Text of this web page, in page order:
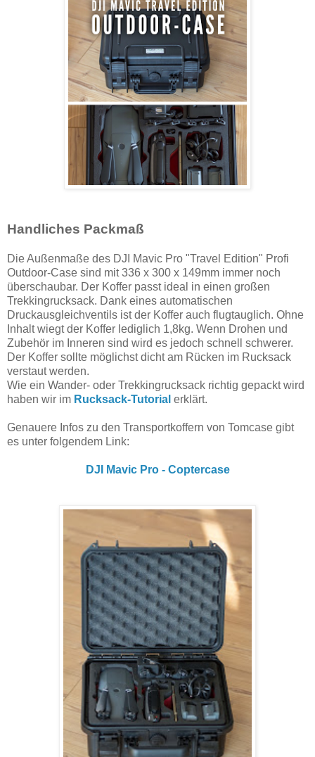
Handliches Packmaß
Die Außenmaße des DJI Mavic Pro "Travel Edition" Profi
Outdoor-Case sind mit 336 x 300 x 149mm immer noch
überschaubar. Der Koffer passt ideal in einen großen
Trekkingrucksack. Dank eines automatischen
Druckausgleichventils ist der Koffer auch flugtauglich. Ohne
Inhalt wiegt der Koffer lediglich 1,8kg. Wenn Drohen und
Zubehör im Inneren sind wird es jedoch schnell schwerer.
Der Koffer sollte möglichst dicht am Rücken im Rucksack
verstaut werden.
Wie ein Wander- oder Trekkingrucksack richtig gepackt wird
haben wir im Rucksack-Tutorial erklärt.
Genauere Infos zu den Transportkoffern von Tomcase gibt
es unter folgendem Link:
DJI Mavic Pro - Coptercase